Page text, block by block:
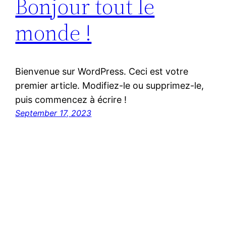
Bonjour tout le
monde !
Bienvenue sur WordPress. Ceci est votre
premier article. Modifiez-le ou supprimez-le,
puis commencez à écrire !
September 17, 2023